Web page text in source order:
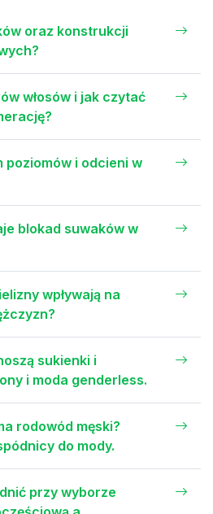
oraz konstrukcji
włosów i jak czytać
poziomów i odcieni w
blokad suwaków w
wpływają na
sukienki i
i moda genderless.
rodowód męski?
do mody.
przy wyborze